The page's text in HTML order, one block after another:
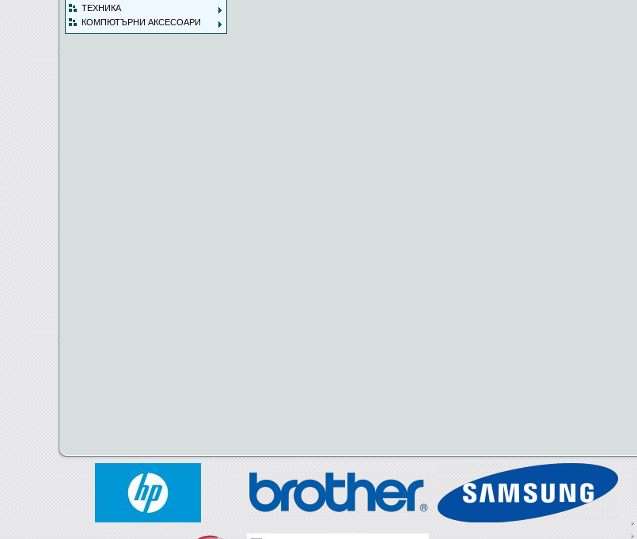
ТЕХНИКА
КОМПЮТЪРНИ АКСЕСОАРИ